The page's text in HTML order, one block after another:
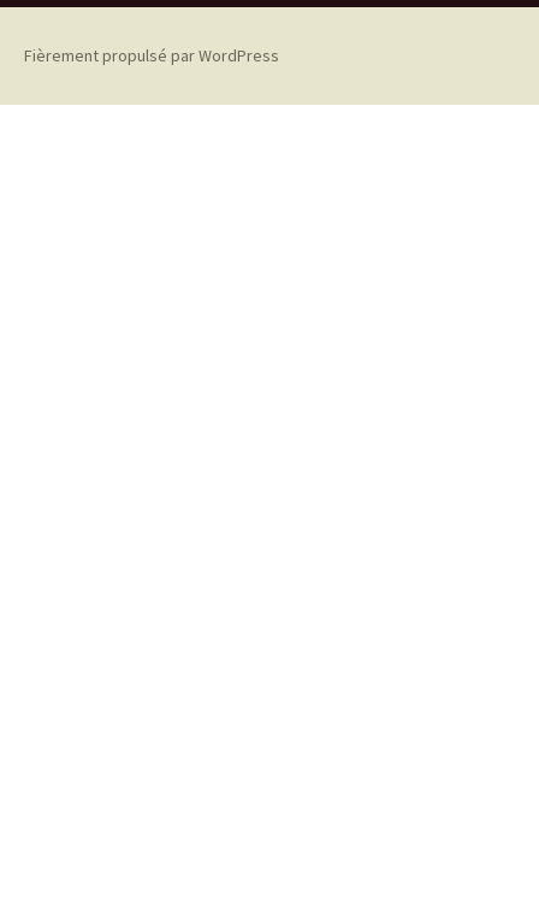
Fièrement propulsé par WordPress